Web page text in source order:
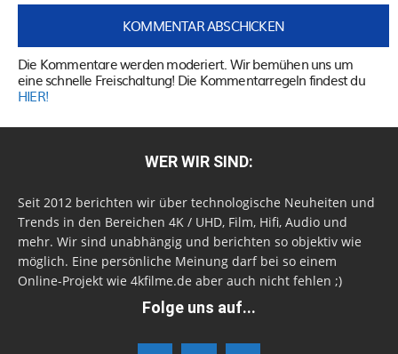
Die Kommentare werden moderiert. Wir bemühen uns um
eine schnelle Freischaltung! Die Kommentarregeln findest du
HIER!
WER WIR SIND:
Seit 2012 berichten wir über technologische Neuheiten und
Trends in den Bereichen 4K / UHD, Film, Hifi, Audio und
mehr. Wir sind unabhängig und berichten so objektiv wie
möglich. Eine persönliche Meinung darf bei so einem
Online-Projekt wie 4kfilme.de aber auch nicht fehlen ;)
Folge uns auf...